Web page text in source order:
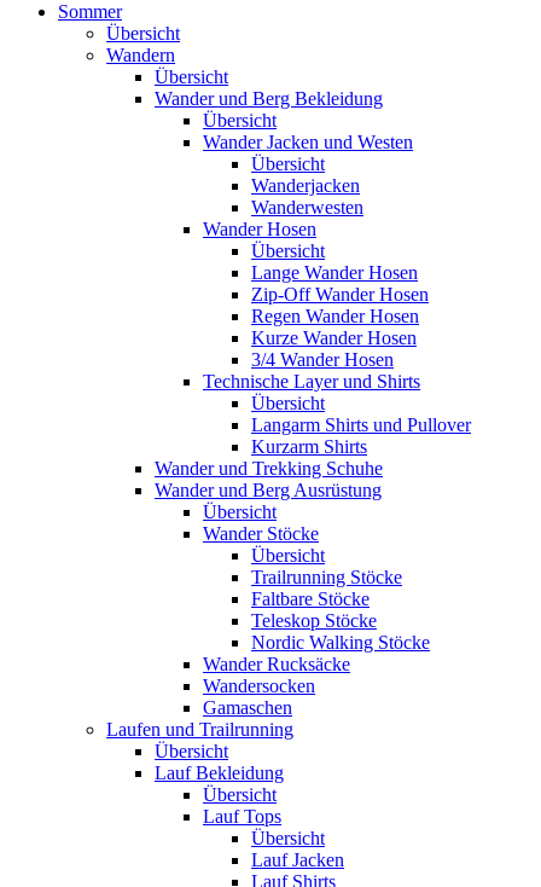
können
Touch-
und
Streichgesten
verwenden.
Sommer
Übersicht
Wandern
Übersicht
Wander und Berg Bekleidung
Übersicht
Wander Jacken und Westen
Übersicht
Wanderjacken
Wanderwesten
Wander Hosen
Übersicht
Lange Wander Hosen
Zip-Off Wander Hosen
Regen Wander Hosen
Kurze Wander Hosen
3/4 Wander Hosen
Technische Layer und Shirts
Übersicht
Langarm Shirts und Pullover
Kurzarm Shirts
Wander und Trekking Schuhe
Wander und Berg Ausrüstung
Übersicht
Wander Stöcke
Übersicht
Trailrunning Stöcke
Faltbare Stöcke
Teleskop Stöcke
Nordic Walking Stöcke
Wander Rucksäcke
Wandersocken
Gamaschen
Laufen und Trailrunning
Übersicht
Lauf Bekleidung
Übersicht
Lauf Tops
Übersicht
Lauf Jacken
Lauf Shirts